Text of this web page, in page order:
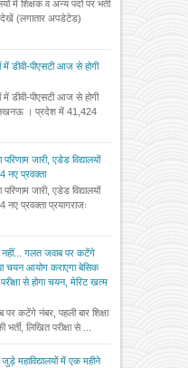
में शिक्षक व अन्य पदों पर भर्ती
देखें (लगातार अपडेटेड)
में डीवी-पीएसटी आज से होगी
में डीवी-पीएसटी आज से होगी
। प्रदेश में 41,424
जारी, एडेड विद्यालयों
नए प्रवक्ता
जारी, एडेड विद्यालयों
नए प्रवक्ता प्रयागराजः
नहीं... गलत जवाब पर कटेंगे
चयन आयोग कराएगा बेसिक
से होगा चयन, मेरिट खत्म
पर कटेंगे नंबर, पहली बार शिक्षा
लिखित परीक्षा से ...
महाविद्यालयों में एक महीने